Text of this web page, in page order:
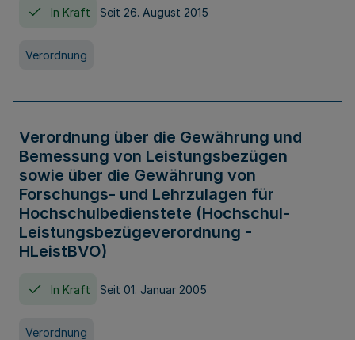
In Kraft Seit 26. August 2015
Verordnung
Verordnung über die Gewährung und
Bemessung von Leistungsbezügen
sowie über die Gewährung von
Forschungs- und Lehrzulagen für
Hochschulbedienstete (Hochschul-
Leistungsbezügeverordnung -
HLeistBVO)
In Kraft Seit 01. Januar 2005
Verordnung